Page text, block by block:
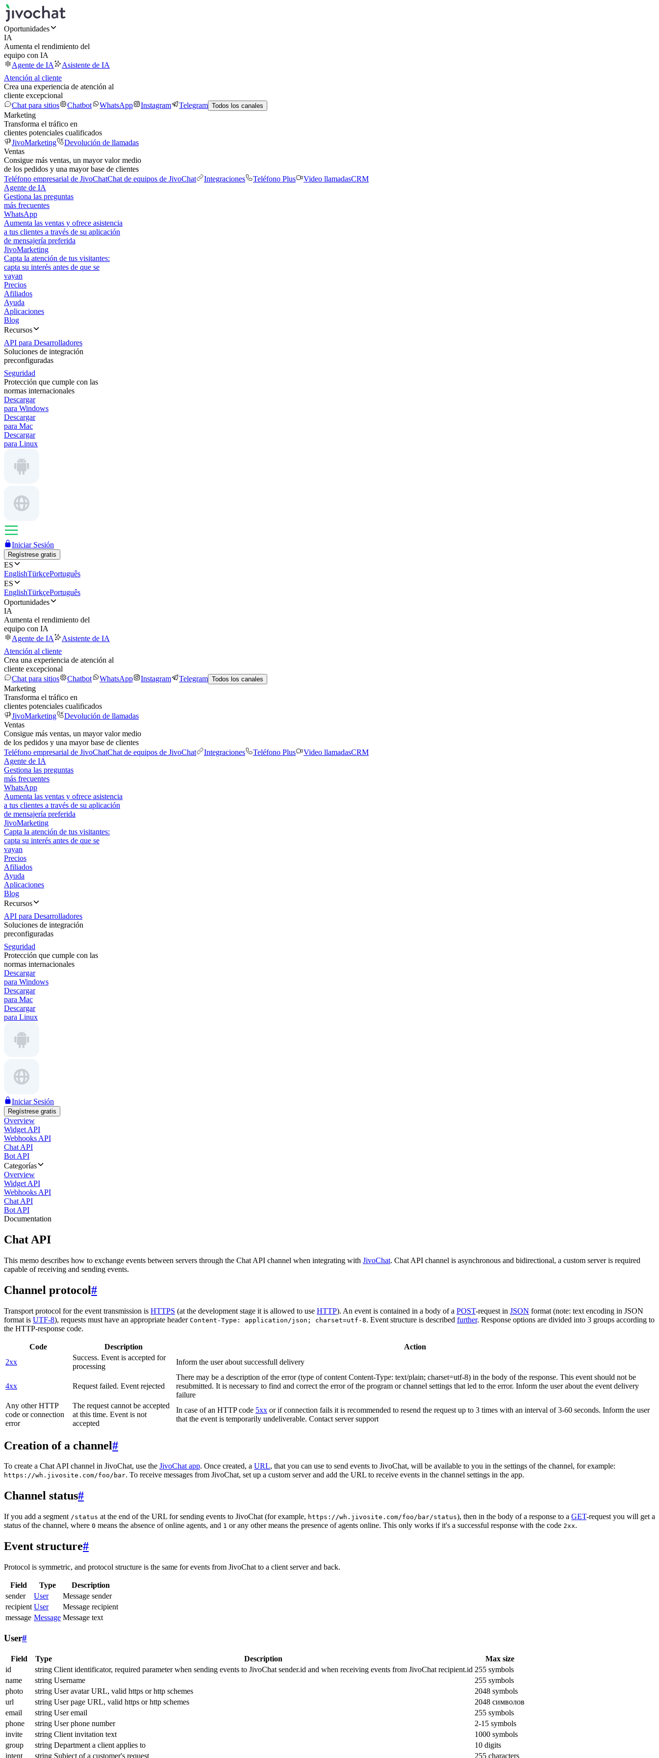
Oportunidades
IA
Aumenta el rendimiento del
equipo con IA
Agente de IA
Asistente de IA
Atención al cliente
Crea una experiencia de atención al
cliente excepcional
Chat para sitios
Chatbot WhatsApp Instagram Telegram Todos los canales
Marketing
Transforma el tráfico en
clientes potenciales cualificados
JivoMarketing
Devolución de llamadas
Ventas
Consigue más ventas, un mayor valor medio
de los pedidos y una mayor base de clientes
Teléfono empresarial de JivoChatChat de equipos de JivoChat Integraciones Teléfono Plus Video llamadasCRM
Agente de IA
Gestiona las preguntas
más frecuentes
WhatsApp
Aumenta las ventas y ofrece asistencia
a tus clientes a través de su aplicación
de mensajería preferida
JivoMarketing
Capta la atención de tus visitantes:
capta su interés antes de que se
vayan
Precios
Afiliados
Ayuda
Aplicaciones
Blog
Recursos
API para Desarrolladores
Soluciones de integración
preconfiguradas
Seguridad
Protección que cumple con las
normas internacionales
Descargar
para Windows
Descargar
para Mac
Descargar
para Linux
Iniciar Sesión
Regístrese gratis
ES
EnglishTürkçePortuguês
ES
EnglishTürkçePortuguês
Oportunidades
IA
Aumenta el rendimiento del
equipo con IA
Agente de IA
Asistente de IA
Atención al cliente
Crea una experiencia de atención al
cliente excepcional
Chat para sitios
Chatbot WhatsApp Instagram Telegram Todos los canales
Marketing
Transforma el tráfico en
clientes potenciales cualificados
JivoMarketing
Devolución de llamadas
Ventas
Consigue más ventas, un mayor valor medio
de los pedidos y una mayor base de clientes
Teléfono empresarial de JivoChatChat de equipos de JivoChat Integraciones Teléfono Plus Video llamadasCRM
Agente de IA
Gestiona las preguntas
más frecuentes
WhatsApp
Aumenta las ventas y ofrece asistencia
a tus clientes a través de su aplicación
de mensajería preferida
JivoMarketing
Capta la atención de tus visitantes:
capta su interés antes de que se
vayan
Precios
Afiliados
Ayuda
Aplicaciones
Blog
Recursos
API para Desarrolladores
Soluciones de integración
preconfiguradas
Seguridad
Protección que cumple con las
normas internacionales
Descargar
para Windows
Descargar
para Mac
Descargar
para Linux
Iniciar Sesión
Regístrese gratis
Overview
Widget API
Webhooks API
Chat API
Bot API
Categorías
Overview
Widget API
Webhooks API
Chat API
Bot API
Documentation
Chat API
This memo describes how to exchange events between servers through the Chat API channel when integrating with JivoChat. Chat API channel is asynchronous and bidirectional, a custom server is required
capable of receiving and sending events.
Channel protocol#
Transport protocol for the event transmission is HTTPS (at the development stage it is allowed to use HTTP). An event is contained in a body of a POST-request in JSON format (note: text encoding in JSON
format is UTF-8), requests must have an appropriate header Content-Type: application/json; charset=utf-8. Event structure is described further. Response options are divided into 3 groups according to
the HTTP-response code.
Code Description
Action
2xx
Success. Event is accepted for
processing
Inform the user about successfull delivery
4xx Request failed. Event rejected
There may be a description of the error (type of content Content-Type: text/plain; charset=utf-8) in the body of the response. This event should not be
resubmitted. It is necessary to find and correct the error of the program or channel settings that led to the error. Inform the user about the event delivery
failure
Any other HTTP
code or connection
error
The request cannot be accepted
at this time. Event is not
accepted
In case of an HTTP code 5xx or if connection fails it is recommended to resend the request up to 3 times with an interval of 3-60 seconds. Inform the user
that the event is temporarily undeliverable. Contact server support
Creation of a channel#
To create a Chat API channel in JivoChat, use the JivoChat app. Once created, a URL, that you can use to send events to JivoChat, will be available to you in the settings of the channel, for example:
https://wh.jivosite.com/foo/bar. To receive messages from JivoChat, set up a custom server and add the URL to receive events in the channel settings in the app.
Channel status#
If you add a segment /status at the end of the URL for sending events to JivoChat (for example, https://wh.jivosite.com/foo/bar/status), then in the body of a response to a GET-request you will get a
status of the channel, where 0 means the absence of online agents, and 1 or any other means the presence of agents online. This only works if it's a successful response with the code 2xx.
Event structure#
Protocol is symmetric, and protocol structure is the same for events from JivoChat to a client server and back.
Field Type
Description
sender
User
Message sender
recipient User
Message recipient
message Message Message text
User#
Field Type Description
Max size
id
string Client identificator, required parameter when sending events to JivoChat sender.id and when receiving events from JivoChat recipient.id 255 symbols
name
string Username
255 symbols
photo
string User avatar URL, valid https or http schemes
2048 symbols
url
string User page URL, valid https or http schemes
2048 символов
email
string User email
255 symbols
phone
string User phone number
2-15 symbols
invite
string Client invitation text
1000 symbols
group
string Department a client applies to
10 digits
intent
string Subject of a customer's request 255 characters